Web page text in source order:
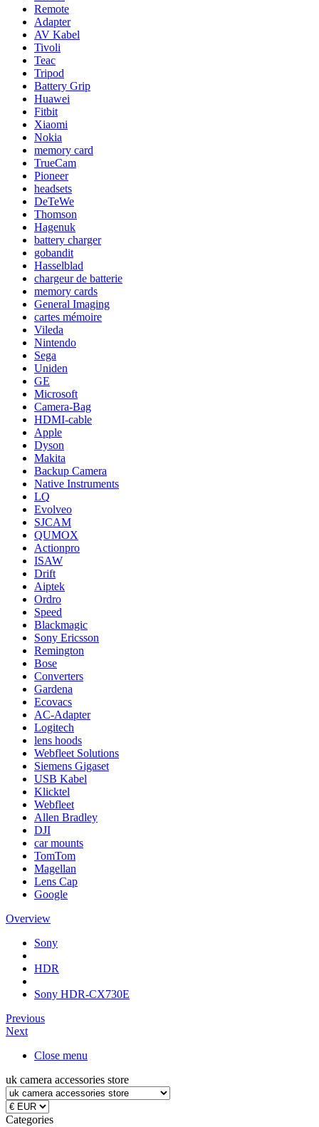
Remote
Adapter
AV Kabel
Tivoli
Teac
Tripod
Battery Grip
Huawei
Fitbit
Xiaomi
Nokia
memory card
TrueCam
Pioneer
headsets
DeTeWe
Thomson
Hagenuk
battery charger
gobandit
Hasselblad
chargeur de batterie
memory cards
General Imaging
cartes mémoire
Vileda
Nintendo
Sega
Uniden
GE
Microsoft
Camera-Bag
HDMI-cable
Apple
Dyson
Makita
Backup Camera
Native Instruments
LQ
Evolveo
SJCAM
QUMOX
Actionpro
ISAW
Drift
Aiptek
Ordro
Speed
Blackmagic
Sony Ericsson
Remington
Bose
Converters
Gardena
Ecovacs
AC-Adapter
Logitech
lens hoods
Webfleet Solutions
Siemens Gigaset
USB Kabel
Klicktel
Webfleet
Allen Bradley
DJI
car mounts
TomTom
Magellan
Lens Cap
Google
Overview
Sony
HDR
Sony HDR-CX730E
Previous
Next
Close menu
uk camera accessories store
Categories